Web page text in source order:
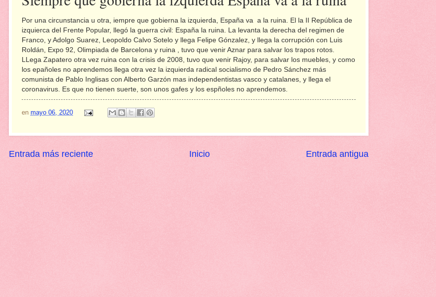
Por una circunstancia u otra, iempre que gobierna la izquierda, España va a la ruina. El la II República de
izquierca del Frente Popular, llegó la guerra civil: España la ruina. La levanta la derecha del regimen de
Franco, y Adolgo Suarez, Leopoldo Calvo Sotelo y llega Felipe Gónzalez, y llega la corrupción con Luis
Roldán, Expo 92, Olimpiada de Barcelona y ruina , tuvo que venir Aznar para salvar los trapos rotos.
LLega Zapatero otra vez ruina con la crisis de 2008, tuvo que venir Rajoy, para salvar los muebles, y como
los epañoles no aprendemos llega otra vez la izquierda radical socialismo de Pedro Sánchez más
comunista de Pablo Inglisas con Alberto Garzón mas independentistas vasco y catalanes, y llega el
coronavirus. Es que no tienen suerte, son unos gafes y los espñoles no aprendemos.
en mayo 06, 2020
Entrada más reciente Entrada antigua
Inicio